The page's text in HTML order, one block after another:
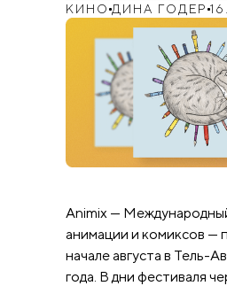
КИНО ДИНА ГОДЕР
Animix —
анимации и комиксов —
начале августа в Тель-
года. В дни фестиваля